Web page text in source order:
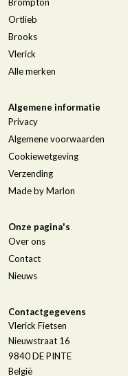
Ortlieb
Brooks
Vlerick
Alle merken
Algemene informatie
Privacy
Algemene voorwaarden
Cookiewetgeving
Verzending
Made by Marlon
Onze pagina's
Over ons
Contact
Nieuws
Contactgegevens
Vlerick Fietsen
Nieuwstraat 16
9840DE PINTE
België